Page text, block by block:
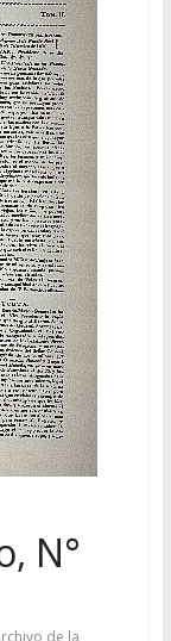
N°
de la